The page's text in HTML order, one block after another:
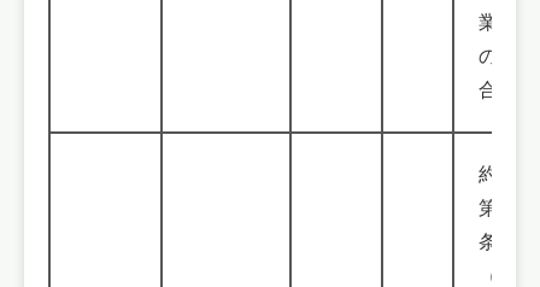
業務
の場
合
約款
第9
条
（建